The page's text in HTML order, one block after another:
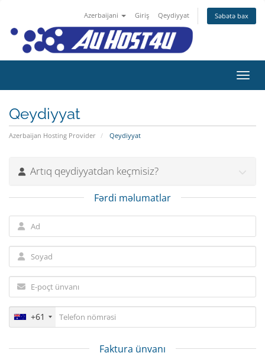
Azerbaijani Giriş Qeydiyyat Səbətə bax
Qeydiyyat
Azerbaijan Hosting Provider Qeydiyyat
Artıq qeydiyyatdan keçmisiz?
Fərdi məlumatlar
+61
Faktura ünvanı